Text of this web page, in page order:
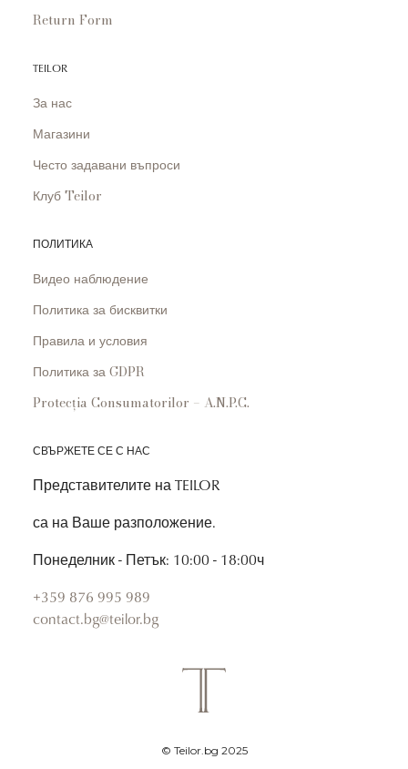
Return Form
TEILOR
За нас
Магазини
Често задавани въпроси
Клуб Teilor
ПОЛИТИКА
Видео наблюдение
Политика за бисквитки
Правила и условия
Политика за GDPR
Protecția Consumatorilor – A.N.P.C.
СВЪРЖЕТЕ СЕ С НАС
Представителите на TEILOR
са на Ваше разположение.
Понеделник - Петък: 10:00 - 18:00ч
+359 876 995 989
contact.bg@teilor.bg
© Teilor.bg 2025